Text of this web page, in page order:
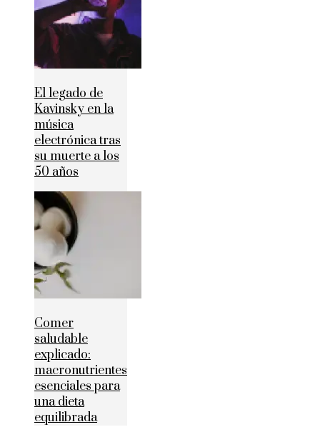
El legado de
Kavinsky en la
música
electrónica tras
su muerte a los
50 años
Comer
saludable
explicado:
macronutrientes
esenciales para
una dieta
equilibrada